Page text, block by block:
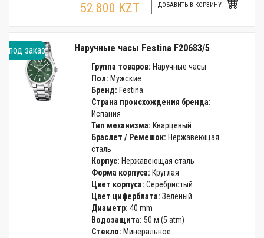
52 800 KZT ДОБАВИТЬ В КОРЗИНУ
под заказ Наручные часы Festina F20683/5
Группа товаров: Наручные часы
Пол: Мужские
Бренд: Festina
Страна происхождения бренда:
Испания
Тип механизма: Кварцевый
Браслет / Ремешок: Нержавеющая
сталь
Корпус: Нержавеющая сталь
Форма корпуса: Круглая
Цвет корпуса: Серебристый
Цвет циферблата: Зеленый
Диаметр: 40 mm
Водозащита: 50 м (5 atm)
Стекло: Минеральное